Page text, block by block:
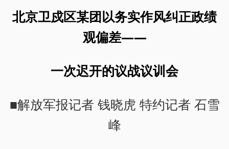
北京卫戍区某团以务实作风纠正政绩
观偏差——
一次迟开的议战议训会
■解放军报记者 钱晓虎 特约记者 石雪
峰